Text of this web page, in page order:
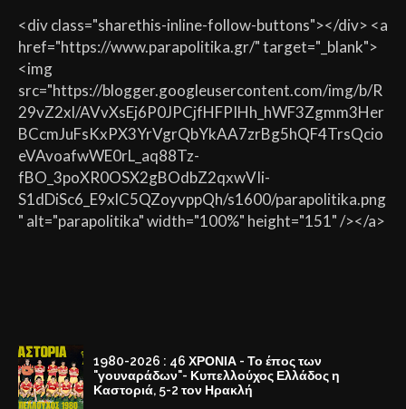
<div class="sharethis-inline-follow-buttons"></div> <a
href="https://www.parapolitika.gr/" target="_blank">
<img
src="https://blogger.googleusercontent.com/img/b/R
29vZ2xl/AVvXsEj6P0JPCjfHFPIHh_hWF3Zgmm3Her
BCcmJuFsKxPX3YrVgrQbYkAA7zrBg5hQF4TrsQcio
eVAvoafwWE0rL_aq88Tz-
fBO_3poXR0OSX2gBOdbZ2qxwVIi-
S1dDiSc6_E9xlC5QZoyvppQh/s1600/parapolitika.png
" alt="parapolitika" width="100%" height="151" /></a>
1980-2026 : 46 ΧΡΟΝΙΑ - Το έπος των
"γουναράδων"- Κυπελλούχος Ελλάδος η
Καστοριά, 5-2 τον Ηρακλή